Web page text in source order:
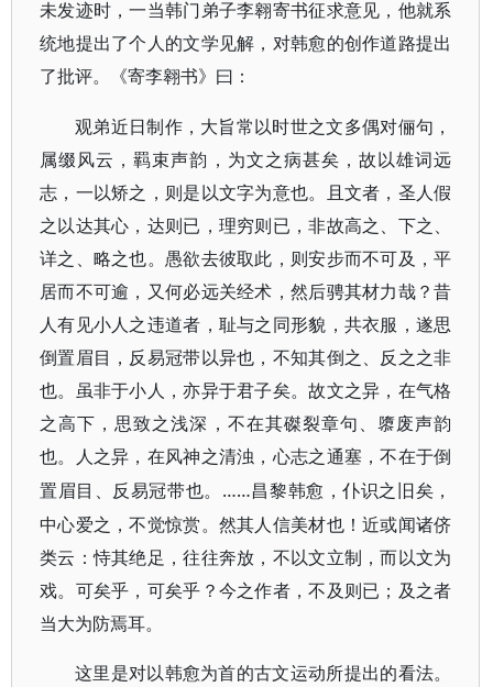
未发迹时，一当韩门弟子李翱寄书征求意见，他就系
统地提出了个人的文学见解，对韩愈的创作道路提出
了批评。《寄李翱书》曰：
观弟近日制作，大旨常以时世之文多偶对俪句，
属缀风云，羁束声韵，为文之病甚矣，故以雄词远
志，一以矫之，则是以文字为意也。且文者，圣人假
之以达其心，达则已，理穷则已，非故高之、下之、
详之、略之也。愚欲去彼取此，则安步而不可及，平
居而不可逾，又何必远关经术，然后骋其材力哉？昔
人有见小人之违道者，耻与之同形貌，共衣服，遂思
倒置眉目，反易冠带以异也，不知其倒之、反之之非
也。虽非于小人，亦异于君子矣。故文之异，在气格
之高下，思致之浅深，不在其磔裂章句、隳废声韵
也。人之异，在风神之清浊，心志之通塞，不在于倒
置眉目、反易冠带也。 ……昌黎韩愈，仆识之旧矣，
中心爱之，不觉惊赏。然其人信美材也！近或闻诸侪
类云：恃其绝足，往往奔放，不以文立制，而以文为
戏。可矣乎，可矣乎？今之作者，不及则已；及之者
当大为防焉耳。
这里是对以韩愈为首的古文运动所提出的看法。